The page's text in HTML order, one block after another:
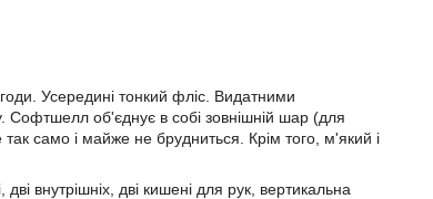
Усередині тонкий фліс. Видатними
Софтшелл об'єднує в собі зовнішній шар (для
так само і майже не брудниться. Крім того, м'який і
внутрішніх, дві кишені для рук, вертикальна